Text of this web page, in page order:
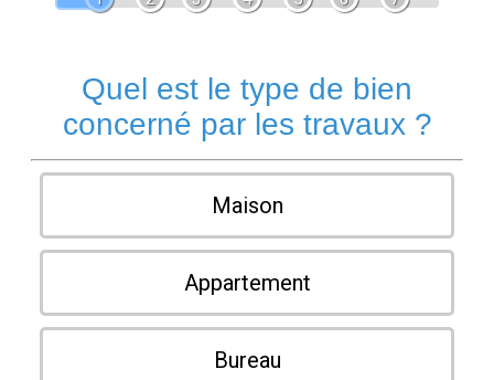
Quel est le type de bien
concerné par les travaux ?
Maison
Appartement
Bureau